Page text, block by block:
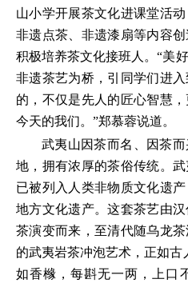
山小学开展茶文化进课堂活
非遗点茶、非遗漆扇等内容
积极培养茶文化接班人。“美
非遗茶艺为桥，引同学们进
的，不仅是先人的匠心智慧
今天的我们。”郑慕蓉说道。
武夷山因茶而名、因茶
地，拥有浓厚的茶俗传统。
已被列入人类非物质文化遗
地方文化遗产。这套茶艺由
茶演变而来，至清代随乌龙
的武夷岩茶冲泡艺术，正如
如香橼，每斟无一两，上口